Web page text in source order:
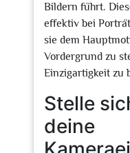
Bildern führt.
effektiv bei
sie dem
Vordergrund zu
Einzigartigkeit zu
Stelle
deine